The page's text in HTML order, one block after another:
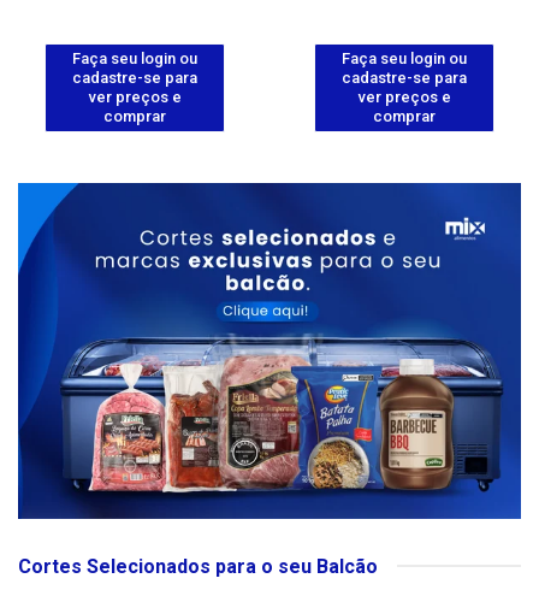
Faça seu login ou
cadastre-se para
ver preços e
comprar
Faça seu login ou
cadastre-se para
ver preços e
comprar
Cortes Selecionados para o seu Balcão